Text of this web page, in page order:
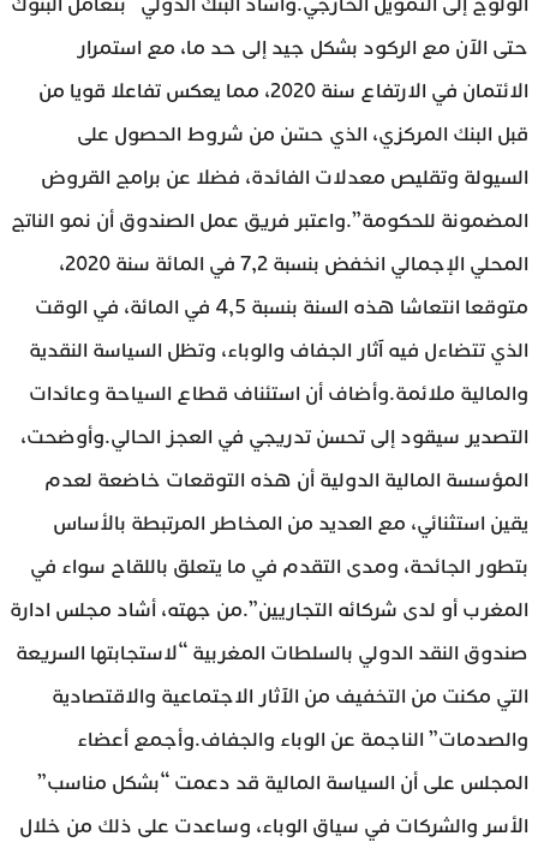
حتى الآن مع الركود بشكل جيد إلى حد ما، مع استمرار
الائتمان في الارتفاع سنة 2020، مما يعكس تفاعلا قويا من
قبل البنك المركزي، الذي حسّن من شروط الحصول على
السيولة وتقليص معدلات الفائدة، فضلا عن برامج القروض
المضمونة للحكومة”.واعتبر فريق عمل الصندوق أن نمو الناتج
المحلي الإجمالي انخفض بنسبة 7,2 في المائة سنة 2020،
متوقعا انتعاشا هذه السنة بنسبة 4,5 في المائة، في الوقت
الذي تتضاءل فيه آثار الجفاف والوباء، وتظل السياسة النقدية
والمالية ملائمة.وأضاف أن استئناف قطاع السياحة وعائدات
التصدير سيقود إلى تحسن تدريجي في العجز الحالي.وأوضحت،
المؤسسة المالية الدولية أن هذه التوقعات خاضعة لعدم
يقين استثنائي، مع العديد من المخاطر المرتبطة بالأساس
بتطور الجائحة، ومدى التقدم في ما يتعلق باللقاح سواء في
المغرب أو لدى شركائه التجاريين”.من جهته، أشاد مجلس ادارة
صندوق النقد الدولي بالسلطات المغربية “لاستجابتها السريعة
التي مكنت من التخفيف من الآثار الاجتماعية والاقتصادية
والصدمات” الناجمة عن الوباء والجفاف.وأجمع أعضاء
المجلس على أن السياسة المالية قد دعمت “بشكل مناسب”
الأسر والشركات في سياق الوباء، وساعدت على ذلك من خلال